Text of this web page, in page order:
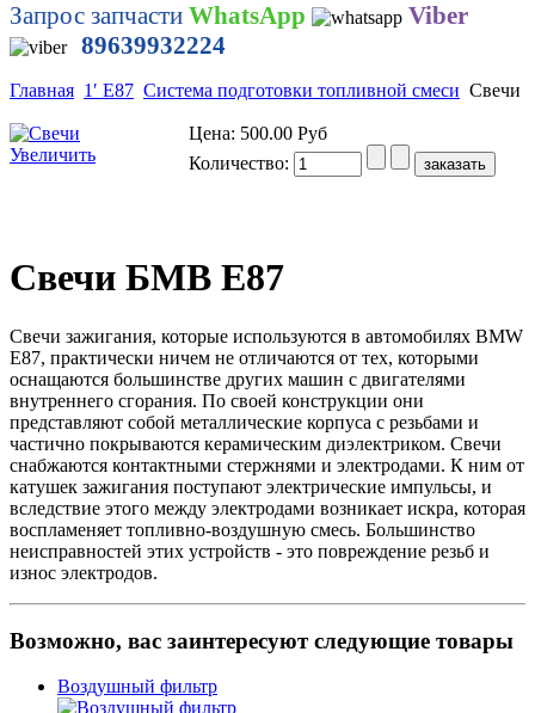
Запрос запчасти WhatsApp
Viber
89639932224
Главная 1′ E87 Система подготовки топливной смеси Свечи
Увеличить
Цена: 500.00 Руб
Количество:
Свечи БМВ Е87
Свечи зажигания, которые используются в автомобилях BMW
E87, практически ничем не отличаются от тех, которыми
оснащаются большинстве других машин с двигателями
внутреннего сгорания. По своей конструкции они
представляют собой металлические корпуса с резьбами и
частично покрываются керамическим диэлектриком. Свечи
снабжаются контактными стержнями и электродами. К ним от
катушек зажигания поступают электрические импульсы, и
вследствие этого между электродами возникает искра, которая
воспламеняет топливно-воздушную смесь. Большинство
неисправностей этих устройств - это повреждение резьб и
износ электродов.
Возможно, вас заинтересуют следующие товары
Воздушный фильтр